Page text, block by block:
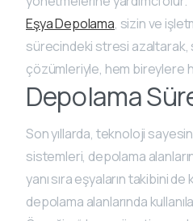
Eşya Depolama, sizin ve
sürecindeki stresi azaltarak,
çözümleriyle, hem bireylere
Depolama
Son yıllarda, teknoloji
sistemleri, depolama
yanı sıra eşyaların takibini
depolama alanlarında